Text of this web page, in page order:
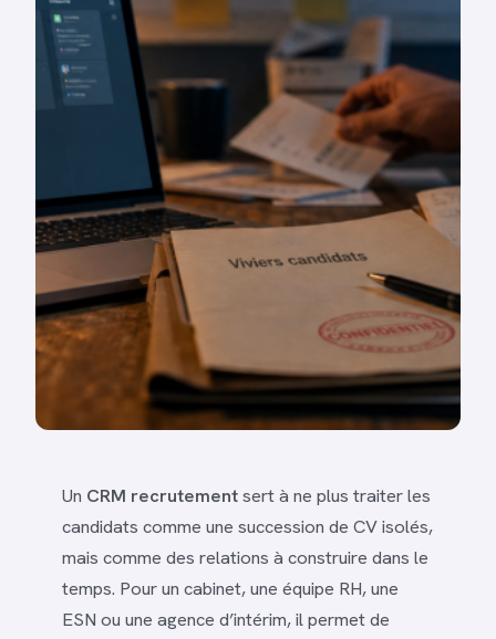
Un CRM recrutementsert à ne plus traiter les
candidats comme une succession de CV isolés,
mais comme des relations à construire dans le
temps. Pour un cabinet, une équipe RH, une
ESN ou une agence d’intérim, il permet de